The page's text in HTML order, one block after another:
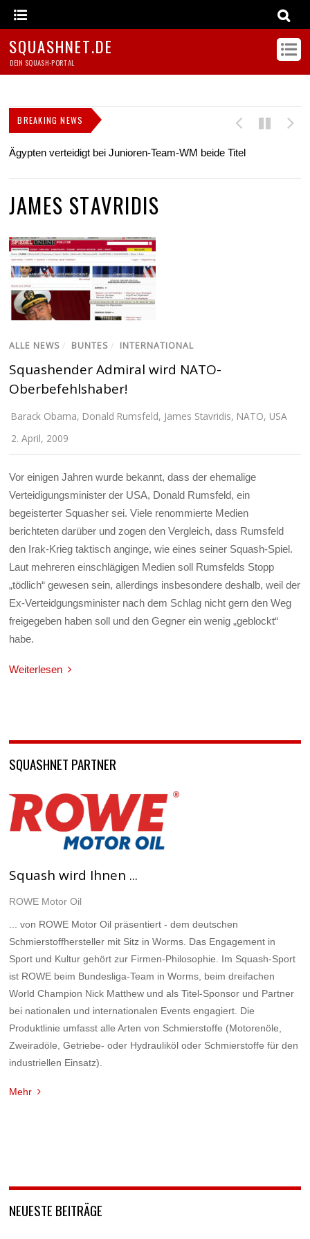
SQUASHNET.DE
DEIN SQUASH-PORTAL
BREAKING NEWS
Ägypten verteidigt bei Junioren-Team-WM beide Titel
JAMES STAVRIDIS
ALLE NEWS / BUNTES / INTERNATIONAL
Squashender Admiral wird NATO-
Oberbefehlshaber!
Barack Obama, Donald Rumsfeld, James Stavridis, NATO, USA
2. April, 2009
Vor einigen Jahren wurde bekannt, dass der ehemalige
Verteidigungsminister der USA, Donald Rumsfeld, ein
begeisterter Squasher sei. Viele renommierte Medien
berichteten darüber und zogen den Vergleich, dass Rumsfeld
den Irak-Krieg taktisch anginge, wie eines seiner Squash-Spiel.
Laut mehreren einschlägigen Medien soll Rumsfelds Stopp
„tödlich“ gewesen sein, allerdings insbesondere deshalb, weil der
Ex-Verteidgungsminister nach dem Schlag nicht gern den Weg
freigegeben haben soll und den Gegner ein wenig „geblockt“
habe.
Weiterlesen
SQUASHNET PARTNER
Squash wird Ihnen ...
ROWE Motor Oil
... von ROWE Motor Oil präsentiert - dem deutschen
Schmierstoffhersteller mit Sitz in Worms. Das Engagement in
Sport und Kultur gehört zur Firmen-Philosophie. Im Squash-Sport
ist ROWE beim Bundesliga-Team in Worms, beim dreifachen
World Champion Nick Matthew und als Titel-Sponsor und Partner
bei nationalen und internationalen Events engagiert. Die
Produktlinie umfasst alle Arten von Schmierstoffe (Motorenöle,
Zweiradöle, Getriebe- oder Hydrauliköl oder Schmierstoffe für den
industriellen Einsatz).
Mehr
NEUESTE BEITRÄGE